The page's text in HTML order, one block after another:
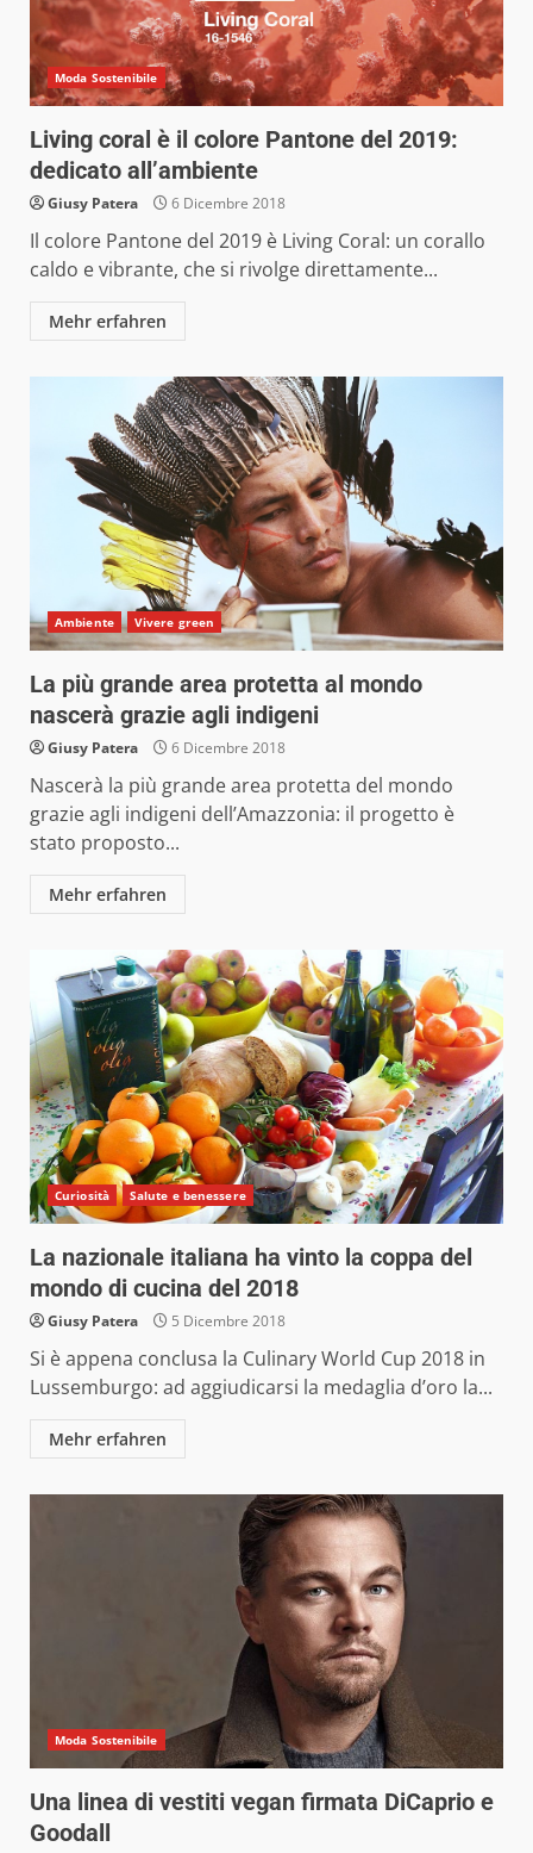
Moda Sostenibile
Living coral è il colore Pantone del 2019:
dedicato all’ambiente
Giusy Patera 6 Dicembre 2018
Il colore Pantone del 2019 è Living Coral: un corallo
caldo e vibrante, che si rivolge direttamente...
Mehr erfahren
Ambiente Vivere green
La più grande area protetta al mondo
nascerà grazie agli indigeni
Giusy Patera 6 Dicembre 2018
Nascerà la più grande area protetta del mondo
grazie agli indigeni dell’Amazzonia: il progetto è
stato proposto...
Mehr erfahren
Curiosità Salute e benessere
La nazionale italiana ha vinto la coppa del
mondo di cucina del 2018
Giusy Patera 5 Dicembre 2018
Si è appena conclusa la Culinary World Cup 2018 in
Lussemburgo: ad aggiudicarsi la medaglia d’oro la...
Mehr erfahren
Moda Sostenibile
Una linea di vestiti vegan firmata DiCaprio e
Goodall